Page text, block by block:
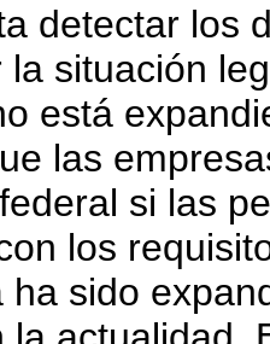
detectar los
la situación
está
las
si las
los
ha sido